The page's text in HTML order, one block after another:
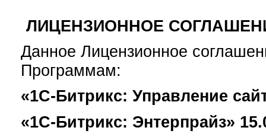
ЛИЦЕНЗИОННОЕ
Данное Лицензионное
Программам:
«1С-Битрикс: Управление
«1С-Битрикс: Энтерпрайз»